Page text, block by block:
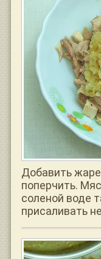
Добавить
поперчить.
соленой воде
присаливать